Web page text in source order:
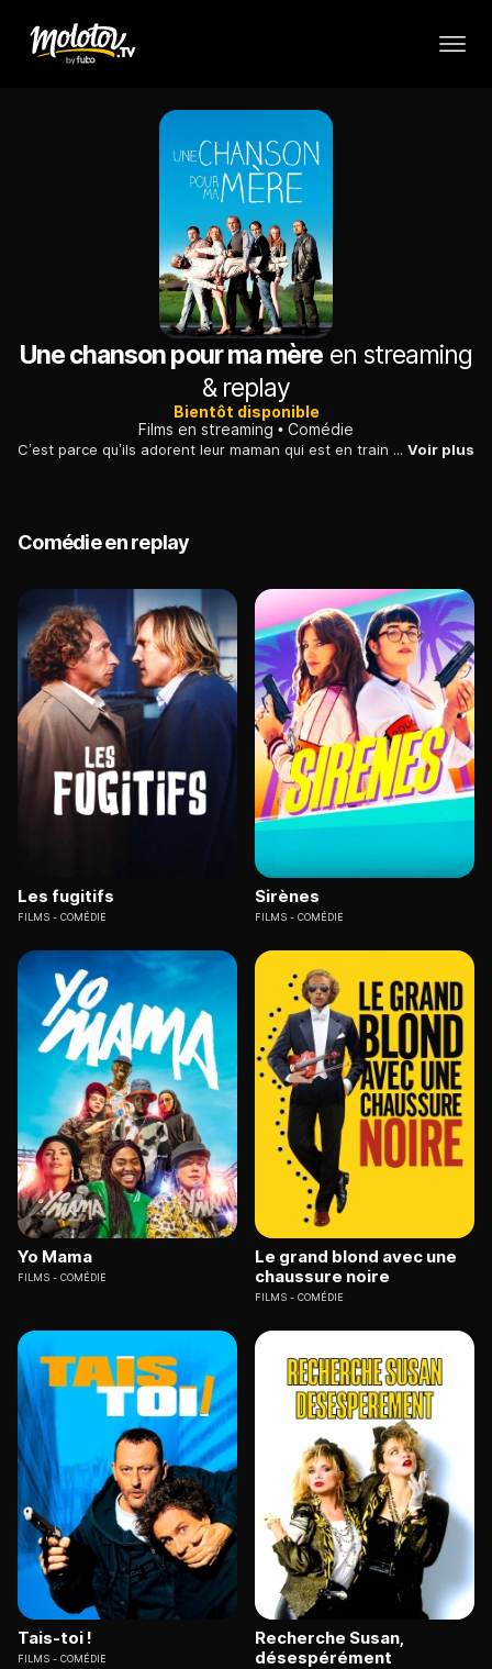
Une chanson pour ma mère en streaming
& replay
Bientôt disponible
Films en streaming
Comédie
C’est parce qu’ils adorent leur maman qui est en train de disparaitre, que les membres de cette famille décomposée décident de lui offrir le plus incroyable des cadeaux. Voir plus
Comédie en replay
Les fugitifs
FILMS COMÉDIE
Sirènes
FILMS COMÉDIE
Yo Mama
FILMS COMÉDIE
Le grand blond avec une
chaussure noire
FILMS COMÉDIE
Tais-toi !
FILMS COMÉDIE
Recherche Susan,
désespérément